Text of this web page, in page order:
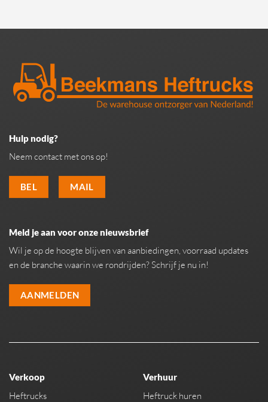
Hulp nodig?
Neem contact met ons op!
BEL MAIL
Meld je aan voor onze nieuwsbrief
Wil je op de hoogte blijven van aanbiedingen, voorraad updates
en de branche waarin we rondrijden? Schrijf je nu in!
AANMELDEN
Verkoop
Heftrucks
Verhuur
Heftruck huren